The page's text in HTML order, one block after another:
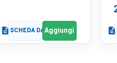
description SCHEDA DATIAggiungi description